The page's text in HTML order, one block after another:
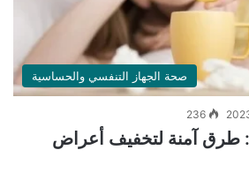
صحة الجهاز التنفسي والحساسية
236
طرق آمنة لتخفيف أعراض